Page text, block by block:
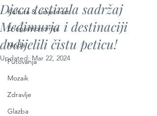
Kultura & umjetnost
Enogastronomija
Moda
Putovanja
Mozaik
Zdravlje
Glazba
Djeca testirala sadržaj
Međimurja i destinaciji
dodijelili čistu peticu!
Updated: Mar 22, 2024